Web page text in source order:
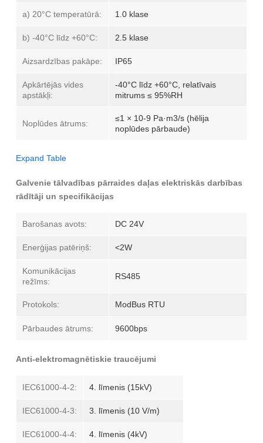
a) 20°C temperatūrā: 1.0 klase
b) -40°C līdz +60°C: 2.5 klase
Aizsardzības pakāpe: IP65
Apkārtējās vides
apstākļi:
-40°C līdz +60°C, relatīvais
mitrums ≤ 95%RH
Noplūdes ātrums:
≤1 × 10-9 Pa·m3/s (hēlija
noplūdes pārbaude)
Expand Table
Galvenie tālvadības pārraides daļas elektriskās darbības
rādītāji un specifikācijas
Barošanas avots: DC 24V
Enerģijas patēriņš: <2W
Komunikācijas
režīms:
RS485
Protokols: ModBus RTU
Pārbaudes ātrums: 9600bps
Anti-elektromagnētiskie traucējumi
IEC61000-4-2: 4. līmenis (15kV)
IEC61000-4-3: 3. līmenis (10 V/m)
IEC61000-4-4: 4. līmenis (4kV)